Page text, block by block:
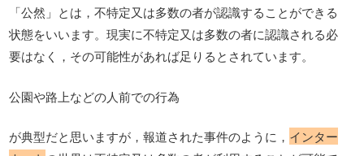
「公然」とは，不特定又は多数の者が認識することができる
状態をいいます。現実に不特定又は多数の者に認識される必
要はなく，その可能性があれば足りるとされています。
公園や路上などの人前での行為
が典型だと思いますが，報道された事件のように， インター